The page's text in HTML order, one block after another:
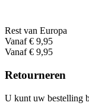
Rest van Europa
Vanaf € 9,95
Vanaf € 9,95
Retourneren
U kunt uw bestelling